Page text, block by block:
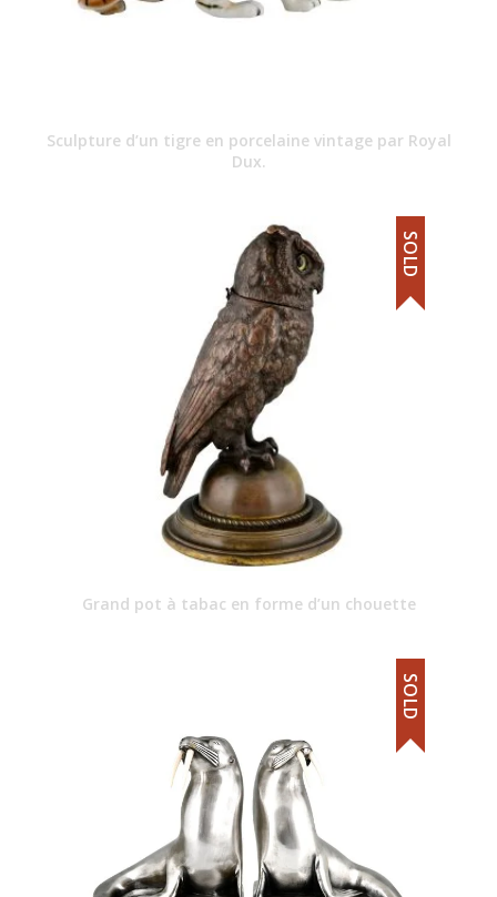
Sculpture d’un tigre en porcelaine vintage par Royal
Dux.
Grand pot à tabac en forme d’un chouette
SOLD
SOLD